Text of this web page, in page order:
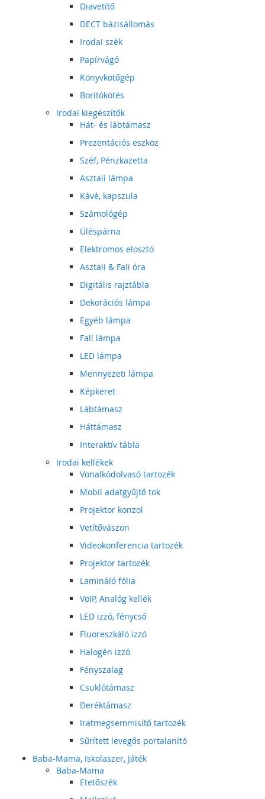
Diavetítő
DECT bázisállomás
Irodai szék
Papírvágó
Könyvkötőgép
Borítókötés
Irodai kiegészítők
Hát- és lábtámasz
Prezentációs eszköz
Széf, Pénzkazetta
Asztali lámpa
Kávé, kapszula
Számológép
Üléspárna
Elektromos elosztó
Asztali & Fali óra
Digitális rajztábla
Dekorációs lámpa
Egyéb lámpa
Fali lámpa
LED lámpa
Mennyezeti lámpa
Képkeret
Lábtámasz
Háttámasz
Interaktív tábla
Irodai kellékek
Vonalkódolvasó tartozék
Mobil adatgyűjtő tok
Projektor konzol
Vetítővászon
Videokonferencia tartozék
Projektor tartozék
Lamináló fólia
VoIP, Analóg kellék
LED izzó, fénycső
Fluoreszkáló izzó
Halogén izzó
Fényszalag
Csuklótámasz
Deréktámasz
Iratmegsemmisítő tartozék
Sűrített levegős portalanító
Baba-Mama, Iskolaszer, Játék
Baba-Mama
Etetőszék